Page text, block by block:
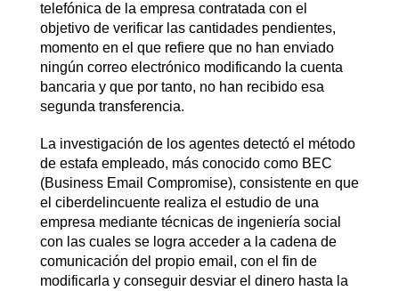
telefónica de la empresa contratada con el
objetivo de verificar las cantidades pendientes,
momento en el que refiere que no han enviado
ningún correo electrónico modificando la cuenta
bancaria y que por tanto, no han recibido esa
segunda transferencia.
La investigación de los agentes detectó el método
de estafa empleado, más conocido como BEC
(Business Email Compromise), consistente en que
el ciberdelincuente realiza el estudio de una
empresa mediante técnicas de ingeniería social
con las cuales se logra acceder a la cadena de
comunicación del propio email, con el fin de
modificarla y conseguir desviar el dinero hasta la